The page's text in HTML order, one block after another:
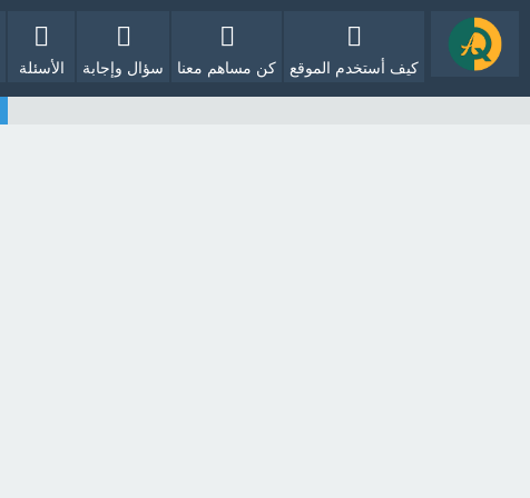
كيف أستخدم الموقع كن مساهم معنا سؤال وإجابة الأسئلة